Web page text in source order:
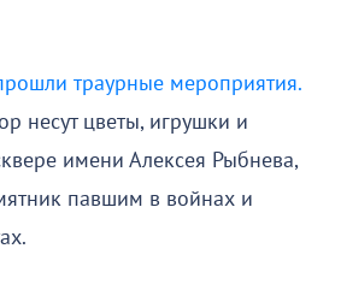
траурные мероприятия.
несут цветы, игрушки и
имени Алексея Рыбнева,
павшим в войнах и